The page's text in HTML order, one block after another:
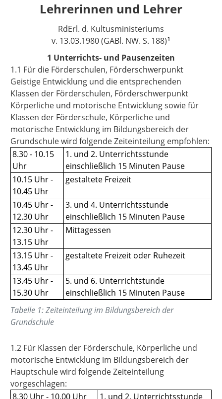
Lehrerinnen und Lehrer
RdErl. d. Kultusministeriums
v. 13.03.1980 (GABl. NW. S. 188)1
1 Unterrichts- und Pausenzeiten
1.1 Für die Förderschulen, Förderschwerpunkt
Geistige Entwicklung und die entsprechenden
Klassen der Förderschulen, Förderschwerpunkt
Körperliche und motorische Entwicklung sowie für
Klassen der Förderschule, Körperliche und
motorische Entwicklung im Bildungsbereich der
Grundschule wird folgende Zeiteinteilung empfohlen:
8.30 - 10.15
Uhr
1. und 2. Unterrichtsstunde
einschließlich 15 Minuten Pause
10.15 Uhr -
10.45 Uhr
gestaltete Freizeit
10.45 Uhr -
12.30 Uhr
3. und 4. Unterrichtsstunde
einschließlich 15 Minuten Pause
12.30 Uhr -
13.15 Uhr
Mittagessen
13.15 Uhr -
13.45 Uhr
gestaltete Freizeit oder Ruhezeit
13.45 Uhr -
15.30 Uhr
5. und 6. Unterrichtstunde
einschließlich 15 Minuten Pause
Tabelle 1:Zeiteinteilung im Bildungsbereich der
Grundschule
1.2 Für Klassen der Förderschule, Körperliche und
motorische Entwicklung im Bildungsbereich der
Hauptschule wird folgende Zeiteinteilung
vorgeschlagen:
8.30 Uhr - 10.00 Uhr
1. und 2. Unterrichtsstunde